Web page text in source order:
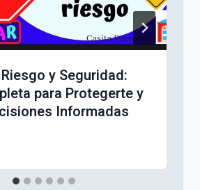
y Seguridad:
para Protegerte y
Informadas